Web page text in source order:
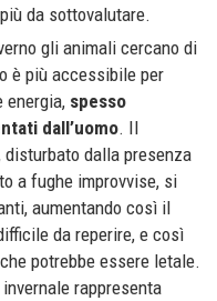
da sottovalutare.
gli animali cercano di
è più accessibile per
energia, spesso
dall’uomo. Il
dalla presenza
a fughe improvvise, si
aumentando così il
da reperire, e così
potrebbe essere letale.
rappresenta